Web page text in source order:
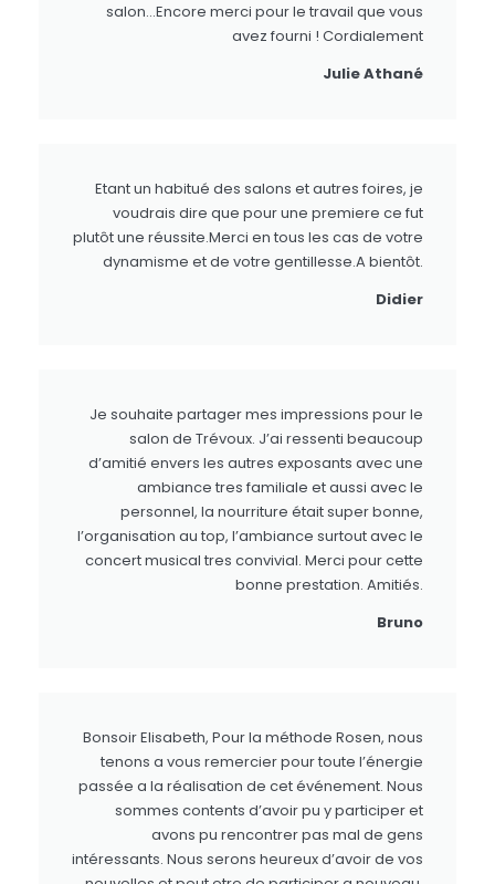
salon…Encore merci pour le travail que vous
avez fourni ! Cordialement
Julie Athané
Etant un habitué des salons et autres foires, je
voudrais dire que pour une premiere ce fut
plutôt une réussite.Merci en tous les cas de votre
dynamisme et de votre gentillesse.A bientôt.
Didier
Je souhaite partager mes impressions pour le
salon de Trévoux. J’ai ressenti beaucoup
d’amitié envers les autres exposants avec une
ambiance tres familiale et aussi avec le
personnel, la nourriture était super bonne,
l’organisation au top, l’ambiance surtout avec le
concert musical tres convivial. Merci pour cette
bonne prestation. Amitiés.
Bruno
Bonsoir Elisabeth, Pour la méthode Rosen, nous
tenons a vous remercier pour toute l’énergie
passée a la réalisation de cet événement. Nous
sommes contents d’avoir pu y participer et
avons pu rencontrer pas mal de gens
intéressants. Nous serons heureux d’avoir de vos